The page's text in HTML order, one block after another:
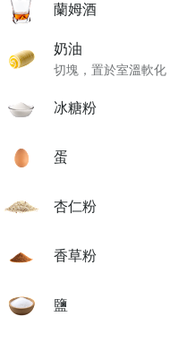
蘭姆酒
奶油
切塊，置於室溫軟化
冰糖粉
蛋
杏仁粉
香草粉
鹽